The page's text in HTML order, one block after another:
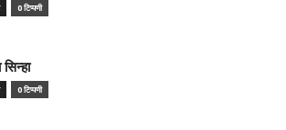
0 टिप्पणी
0 टिप्पणी